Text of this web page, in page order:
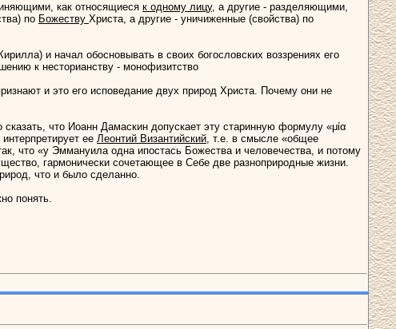
как относящиеся к одному лицу, a другие - разделяющими,
по Божеству Христа, a другие - уничиженные (свойства) по
и начал обосновывать в своих богословских воззрениях его
к несторианству - монофизитство
и это его исповедание двух природ Христа. Почему они не
что Иоанн Дамаскин допускает эту старинную формулу «μία
ее Леонтий Византийский, т.е. в смысле «общее
что «у Эммануила одна ипостась Божества и человечества, и потому
гармонически сочетающее в Себе две разноприродные жизни.
что и было сделанно.
понять.